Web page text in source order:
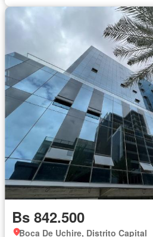
Bs 842.500
Boca De Uchire, Distrito Capital